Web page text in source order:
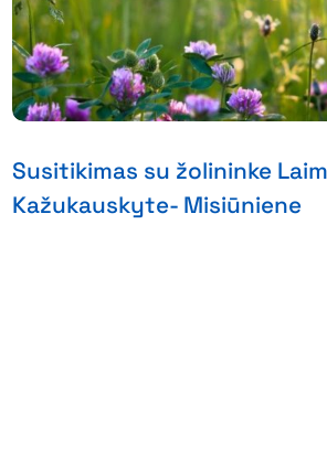
Susitikimas su žolininke
Kažukauskyte- Misiūniene